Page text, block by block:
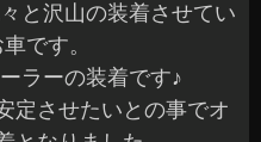
と沢山の装着させてい
です。
ラーの装着です♪
定させたいとの事でオ